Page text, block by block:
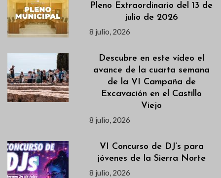
Pleno Extraordinario del 13 de
julio de 2026
8 julio, 2026
Descubre en este vídeo el
avance de la cuarta semana
de la VI Campaña de
Excavación en el Castillo
Viejo
8 julio, 2026
VI Concurso de DJ’s para
jóvenes de la Sierra Norte
8 julio, 2026